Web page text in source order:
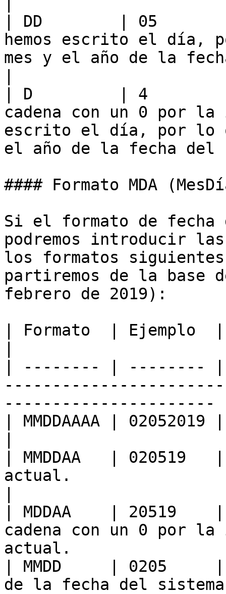
| DD        | 05       |
hemos escrito el día,
mes y el año de la
| D         | 4        |
cadena con un 0 por la
escrito el día, por lo
el año de la fecha del
#### Formato MDA
Si el formato de fecha
podremos introducir
los formatos
partiremos de la base
febrero de 2019):
| Formato  | Ejemplo
| -------- | --------
----------------------
| MMDDAAAA |
| MMDDAA   | 020519
actual.
| MDDAA    | 20519
cadena con un 0 por
actual.
| MMDD     | 0205     |
de la fecha del